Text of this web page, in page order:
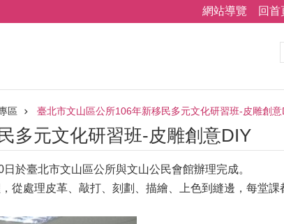
網站導覽 回首
區 臺北市文山區公所106年新移民多元文化研習班-皮雕創意
多元文化研習班-皮雕創意DIY
於臺北市文山區公所與文山公民會館辦理完成。
從處理皮革、敲打、刻劃、描繪、上色到縫邊，每堂課